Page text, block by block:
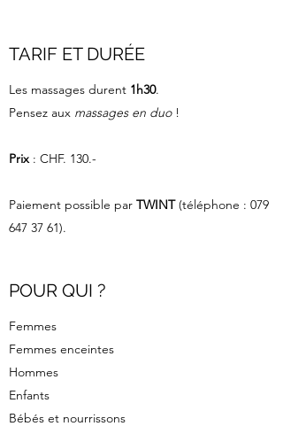
TARIF ET DURÉE
Les massages durent 1h30.
Pensez aux massages en duo!
Prix: CHF. 130.-
Paiement possible par TWINT(téléphone : 079
647 37 61).
POUR QUI ?
Femmes
Femmes enceintes
Hommes
Enfants
Bébés et nourrissons